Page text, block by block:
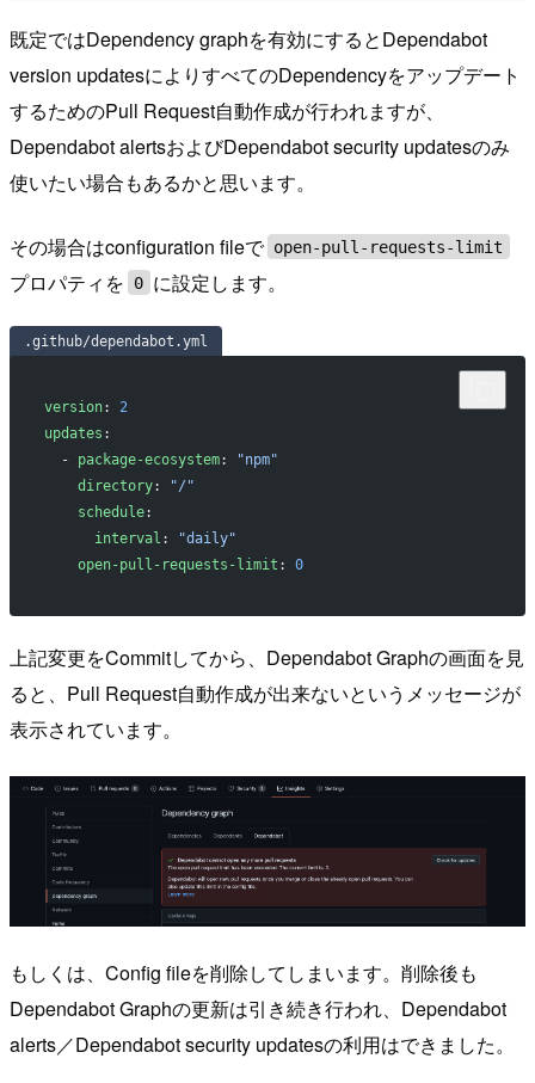
既定ではDependency graphを有効にするとDependabot
version updatesによりすべてのDependencyをアップデート
するためのPull Request自動作成が行われますが、
Dependabot alertsおよびDependabot security updatesのみ
使いたい場合もあるかと思います。
その場合はconfiguration fileで open-pull-requests-limit
プロパティを 0 に設定します。
.github/dependabot.yml
version: 2
updates :
  -
package-ecosystem:
"npm"
    directory
:
"/"
    schedule
:
      interval
:
"daily"
    open-pull-requests-limit
: 0
上記変更をCommitしてから、Dependabot Graphの画面を見
ると、Pull Request自動作成が出来ないというメッセージが
表示されています。
もしくは、Config fileを削除してしまいます。削除後も
Dependabot Graphの更新は引き続き行われ、Dependabot
alerts／Dependabot security updatesの利用はできました。